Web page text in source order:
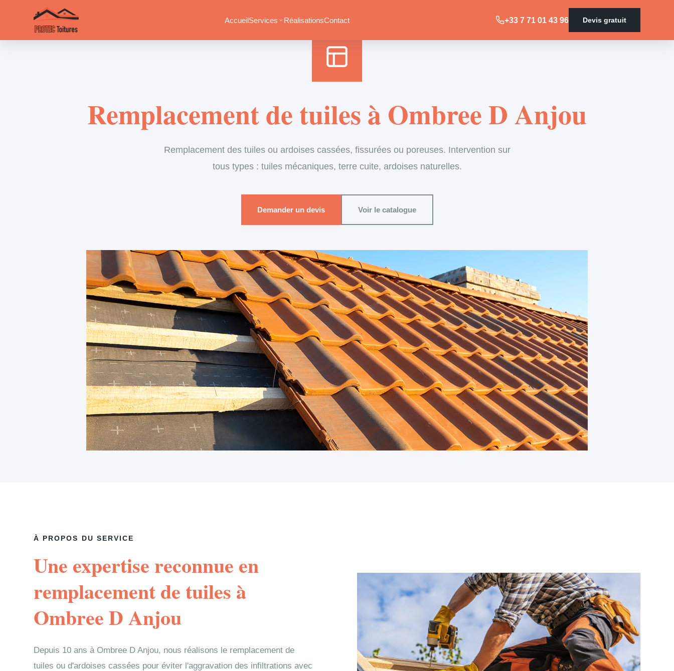
AccueilServices RéalisationsContact +33 7 71 01 43 96 Devis gratuit
Remplacement de tuiles à Ombree D Anjou
Remplacement des tuiles ou ardoises cassées, fissurées ou poreuses. Intervention sur
tous types : tuiles mécaniques, terre cuite, ardoises naturelles.
Demander un devis Voir le catalogue
À PROPOS DU SERVICE
Une expertise reconnue en
remplacement de tuiles à
Ombree D Anjou
Depuis 10 ans à Ombree D Anjou, nous réalisons le remplacement de
tuiles ou d'ardoises cassées pour éviter l'aggravation des infiltrations avec